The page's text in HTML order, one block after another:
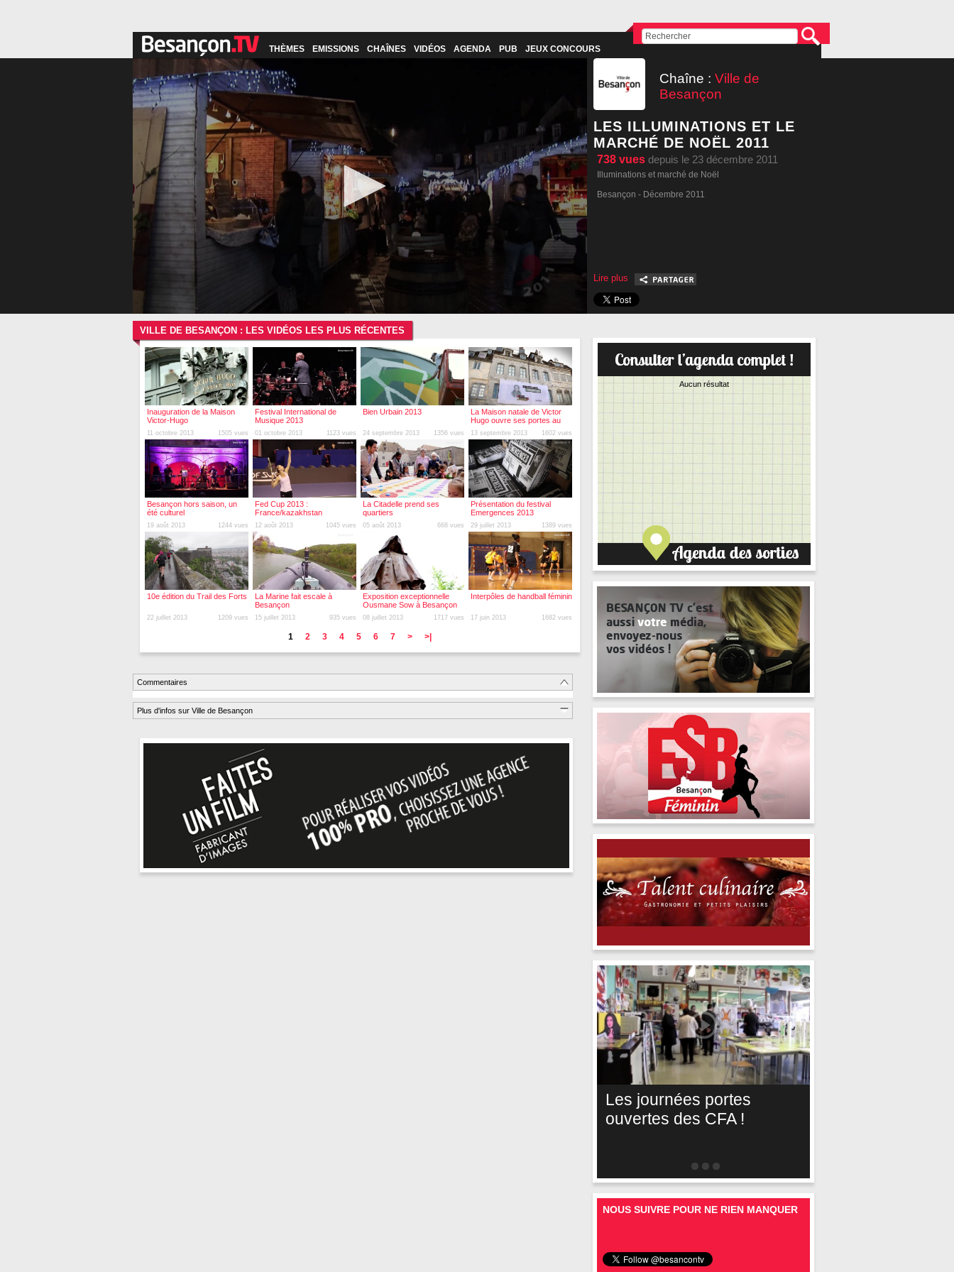
THÈMES EMISSIONS CHAÎNES VIDÉOS AGENDA PUB JEUX CONCOURS
Chaîne : Ville de
Besançon
LES ILLUMINATIONS ET LE
MARCHÉ DE NOËL 2011
738 vues depuis le 23 décembre 2011
Illuminations et marché de Noël
Besançon - Décembre 2011
Lire plus
VILLE DE BESANÇON : LES VIDÉOS LES PLUS RÉCENTES
Inauguration de la Maison
Victor-Hugo
11 octobre 2013 1505 vues
Festival International de
Musique 2013
01 octobre 2013 1123 vues
Bien Urbain 2013
24 septembre 2013 1356 vues
La Maison natale de Victor
Hugo ouvre ses portes au
public
13 septembre 2013 1602 vues
Besançon hors saison, un
été culturel
19 août 2013 1244 vues
Fed Cup 2013 :
France/kazakhstan
12 août 2013 1045 vues
La Citadelle prend ses
quartiers
05 août 2013 668 vues
Présentation du festival
Emergences 2013
29 juillet 2013 1389 vues
10e édition du Trail des Forts
22 juillet 2013 1209 vues
La Marine fait escale à
Besançon
15 juillet 2013 935 vues
Exposition exceptionnelle
Ousmane Sow à Besançon
08 juillet 2013 1717 vues
Interpôles de handball féminin
17 juin 2013 1682 vues
1 2 3 4 5 6 7 > >|
Commentaires
Plus d'infos sur Ville de Besançon
Aucun résultat
Les journées portes
ouvertes des CFA !
NOUS SUIVRE POUR NE RIEN MANQUER